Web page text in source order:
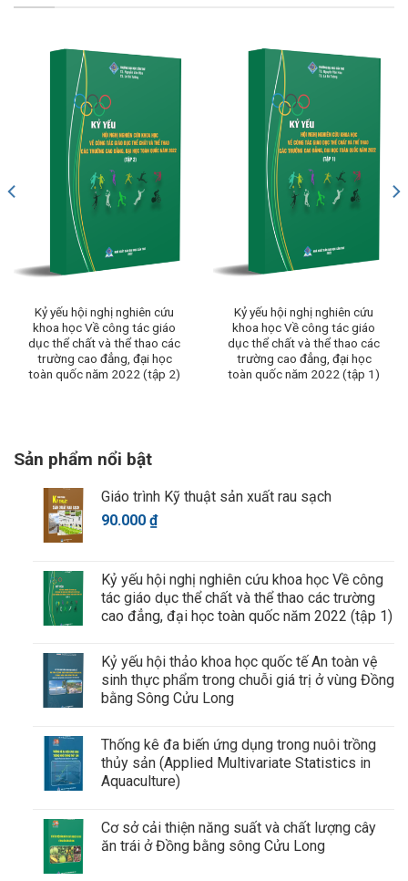
Kỷ yếu hội nghị nghiên cứu
khoa học Về công tác giáo
dục thể chất và thể thao các
trường cao đẳng, đại học
toàn quốc năm 2022 (tập 2)
Kỷ yếu hội nghị nghiên cứu
khoa học Về công tác giáo
dục thể chất và thể thao các
trường cao đẳng, đại học
toàn quốc năm 2022 (tập 1)
Sản phẩm nổi bật
Giáo trình Kỹ thuật sản xuất rau sạch
90.000 ₫
Kỷ yếu hội nghị nghiên cứu khoa học Về công
tác giáo dục thể chất và thể thao các trường
cao đẳng, đại học toàn quốc năm 2022 (tập 1)
Kỷ yếu hội thảo khoa học quốc tế An toàn vệ
sinh thực phẩm trong chuỗi giá trị ở vùng Đồng
bằng Sông Cửu Long
Thống kê đa biến ứng dụng trong nuôi trồng
thủy sản (Applied Multivariate Statistics in
Aquaculture)
Cơ sở cải thiện năng suất và chất lượng cây
ăn trái ở Đồng bằng sông Cửu Long